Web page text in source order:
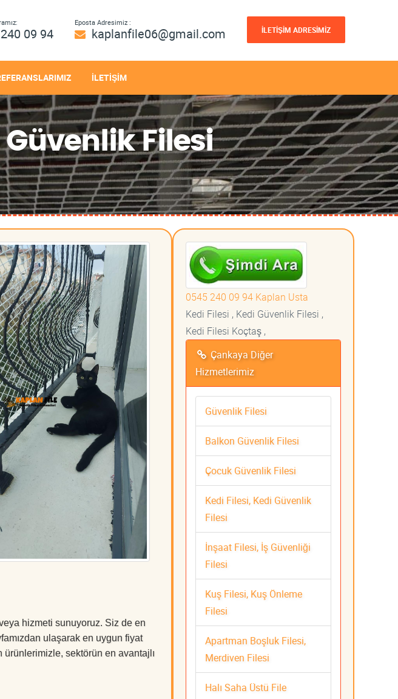
09 94
Eposta Adresimiz :
kaplanfile06@gmail.com İLETİŞİM ADRESİMİZ
İLETİŞİM
Filesi
hizmeti sunuyoruz. Siz de en
ulaşarak en uygun fiyat
sektörün en avantajlı
0545 240 09 94 Kaplan Usta
Kedi Filesi , Kedi Güvenlik Filesi ,
Kedi Filesi Koçtaş ,
Çankaya Diğer
Hizmetlerimiz
Güvenlik Filesi
Balkon Güvenlik Filesi
Çocuk Güvenlik Filesi
Kedi Filesi, Kedi Güvenlik
Filesi
İnşaat Filesi, İş Güvenliği
Filesi
Kuş Filesi, Kuş Önleme
Filesi
Apartman Boşluk Filesi,
Merdiven Filesi
Halı Saha Üstü File